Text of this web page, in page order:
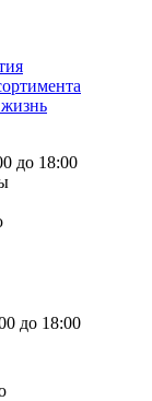
до 18:00
до 18:00